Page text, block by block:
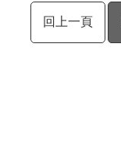
回上一頁